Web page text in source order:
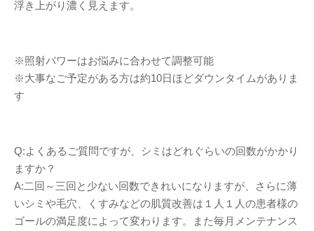
浮き上がり濃く見えます。
※照射パワーはお悩みに合わせて調整可能
※大事なご予定がある方は約10日ほどダウンタイムがありま
す
Q:よくあるご質問ですが、シミはどれぐらいの回数がかかり
ますか？
A:二回～三回と少ない回数できれいになりますが、さらに薄
いシミや毛穴、くすみなどの肌質改善は１人１人の患者様の
ゴールの満足度によって変わります。また毎月メンテナンス